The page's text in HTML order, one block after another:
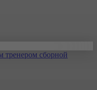
тренером сборной